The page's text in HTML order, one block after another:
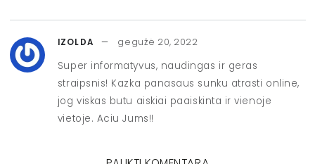
IZOLDA gegužė 20, 2022
Super informatyvus, naudingas ir geras
straipsnis! Kazka panasaus sunku atrasti online,
jog viskas butu aiskiai paaiskinta ir vienoje
vietoje. Aciu Jums!!